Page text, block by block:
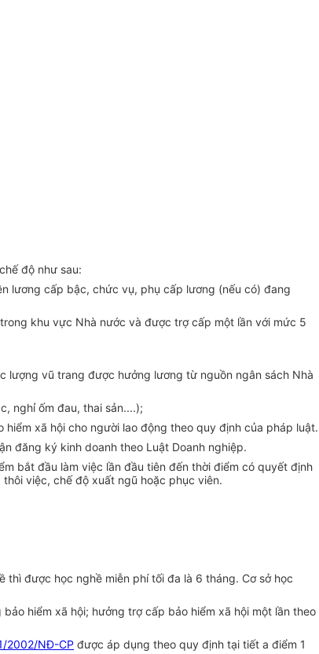
độ như sau:
lương cấp bậc, chức vụ, phụ cấp lương (nếu có) đang
khu vực Nhà nước và được trợ cấp một lần với mức 5
lượng vũ trang được hưởng lương từ nguồn ngân sách Nhà
nghỉ ốm đau, thai sản....);
xã hội cho người lao động theo quy định của pháp luật.
đăng ký kinh doanh theo Luật Doanh nghiệp.
bắt đầu làm việc lần đầu tiên đến thời điểm có quyết định
việc, chế độ xuất ngũ hoặc phục viên.
được học nghề miễn phí tối đa là 6 tháng. Cơ sở học
hiểm xã hội; hưởng trợ cấp bảo hiểm xã hội một lần theo
2002/NĐ-CP được áp dụng theo quy định tại tiết a điểm 1